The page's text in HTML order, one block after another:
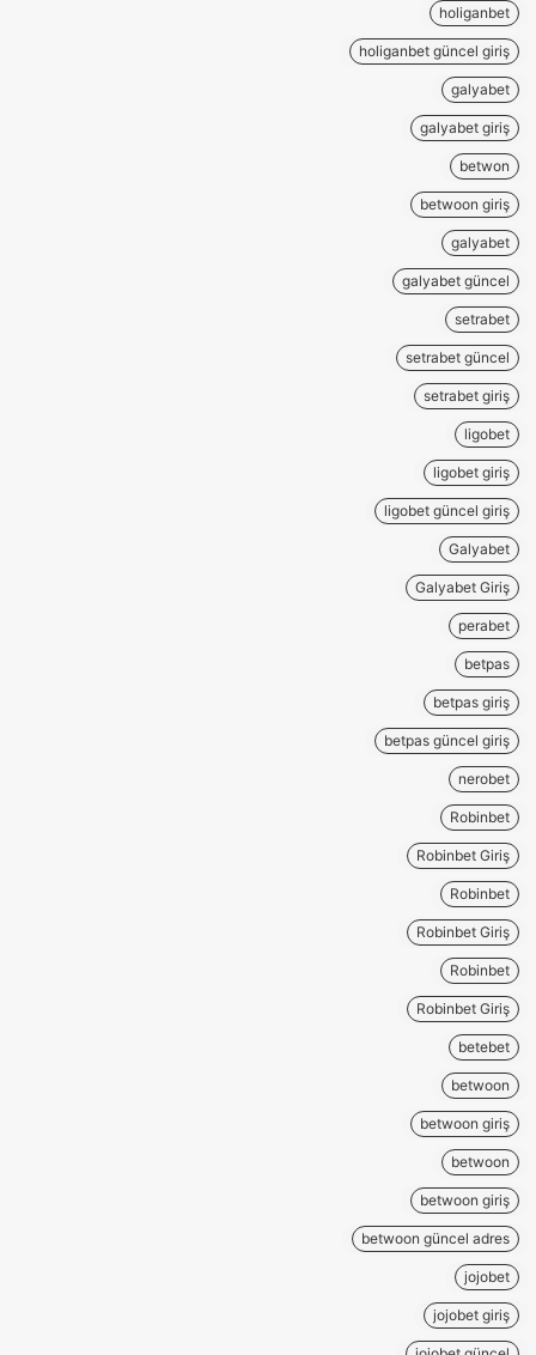
holiganbet
holiganbet güncel giriş
galyabet
galyabet giriş
betwon
betwoon giriş
galyabet
galyabet güncel
setrabet
setrabet güncel
setrabet giriş
ligobet
ligobet giriş
ligobet güncel giriş
Galyabet
Galyabet Giriş
perabet
betpas
betpas giriş
betpas güncel giriş
nerobet
Robinbet
Robinbet Giriş
Robinbet
Robinbet Giriş
Robinbet
Robinbet Giriş
betebet
betwoon
betwoon giriş
betwoon
betwoon giriş
betwoon güncel adres
jojobet
jojobet giriş